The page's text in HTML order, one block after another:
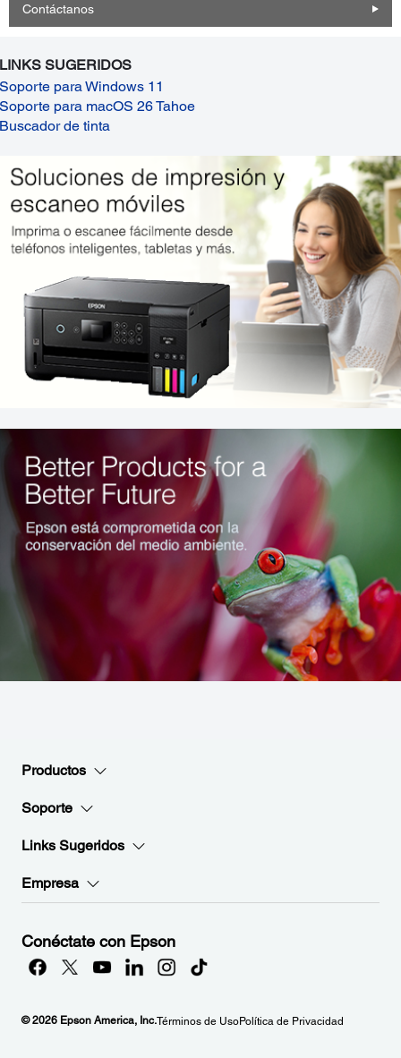
Contáctanos
LINKS SUGERIDOS
Soporte para Windows 11
Soporte para macOS 26 Tahoe
Buscador de tinta
Productos
Soporte
Links Sugeridos
Empresa
Conéctate con Epson
© 2026 Epson America, Inc.Términos de UsoPolítica de Privacidad